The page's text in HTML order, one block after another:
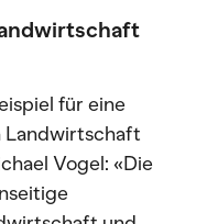
für eine
Landwirtschaft
Vogel: «Die